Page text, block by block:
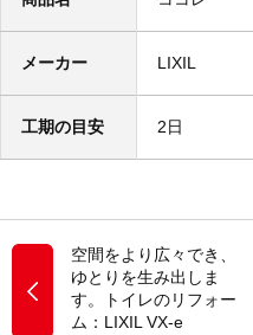
メーカー LIXIL
工期の目安 2日
空間をより広々でき、
ゆとりを生み出しま
す。トイレのリフォー
ム：LIXIL VX-e